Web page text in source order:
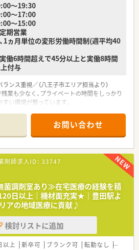
以上のドラッグストアや調剤薬局チェーンを
大手クラスの企業です。
剤師数を平均5.5人と多めに配置することで、
負担を軽減しています。
もOTC販売や在宅医療、介護事業など、地域
する幅広い事業を誇ります。
～19:30
～17:00
15:00
期営業
1ヵ月単位の変形労働時間制(週平均40
働6時間超えで45分以上と実働8時間
付与
ンス重視／（八王子市エリア担当より）
業も少なく、プライベートの時間をしっかり
い環境が整っています。
況について】
徒歩1分の便利な立地にあり、毎日の通勤負
うことができる環境です。
多科目を1日約160枚応需し、施設在宅業務
いのある職場です。
事務スタッフ4名が在籍しており、スタッフ
がらゆとりを持って働けます。
人物像について】
いサービスを提供するため人員の増員募集
たな仲間を積極的に採用中です。
上あり、地域医療に貢献しながら長く活躍し
めています。
がなくシフトに柔軟に対応でき、通勤圏内で
お問い合わせ
剤師求人ID： 33747
菌調剤室あり≫在宅医療の経験を積
日以上｜機材面充実★｜豊田駅よ
アの地域医療に貢献♪
検討リストに追加
以上 新卒可 ブランク可 転勤なし 認定薬